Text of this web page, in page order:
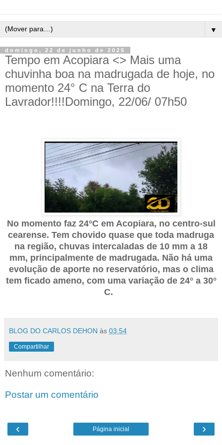
▼
domingo, 22 de junho de 2025
Tempo em Acopiara <> Mais uma
chuvinha boa na madrugada de hoje, no
momento 24° C na Terra do
Lavrador!!!!Domingo, 22/06/ 07h50
No momento faz 24°C em Acopiara, no centro-sul
cearense. Tem chovido quase que toda madruga
na região, chuvas intercaladas de 10 mm a 18
mm, principalmente de madrugada. Não há uma
evolução de aporte no reservatório, mas o clima
tem ficado ameno, com uma variação de 24° a 30°
C.
BLOG DO CARLOS DEHON às 03:54
Compartilhar
Nenhum comentário:
Postar um comentário
‹ ›
Página inicial